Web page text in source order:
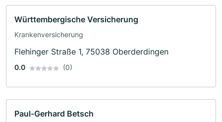
Württembergische Versicherung
Krankenversicherung
Flehinger Straße 1, 75038 Oberderdingen
0.0 (0)
Paul-Gerhard Betsch